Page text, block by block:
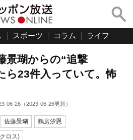
スポーツ コラム ライフ
景瑚からの“追撃
ら23件入っていて。怖
06-26 （2023-06-26更新）
佐藤景瑚 鶴房汐恩
ロス)